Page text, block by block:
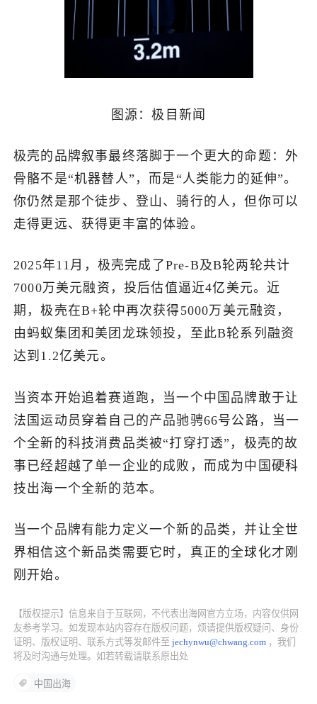
图源：极目新闻
极壳的品牌叙事最终落脚于一个更大的命题：外
骨骼不是“机器替人”，而是“人类能力的延伸”。
你仍然是那个徒步、登山、骑行的人，但你可以
走得更远、获得更丰富的体验。
2025年11月，极壳完成了Pre-B及B轮两轮共计
7000万美元融资，投后估值逼近4亿美元。近
期，极壳在B+轮中再次获得5000万美元融资，
由蚂蚁集团和美团龙珠领投，至此B轮系列融资
达到1.2亿美元。
当资本开始追着赛道跑，当一个中国品牌敢于让
法国运动员穿着自己的产品驰骋66号公路，当一
个全新的科技消费品类被“打穿打透”，极壳的故
事已经超越了单一企业的成败，而成为中国硬科
技出海一个全新的范本。
当一个品牌有能力定义一个新的品类，并让全世
界相信这个新品类需要它时，真正的全球化才刚
刚开始。
【版权提示】信息来自于互联网，不代表出海网官方立场，内容仅供网
友参考学习。如发现本站内容存在版权问题，烦请提供版权疑问、身份
证明、版权证明、联系方式等发邮件至jechynwu@chwang.com ，我们
将及时沟通与处理。如若转载请联系原出处
中国出海